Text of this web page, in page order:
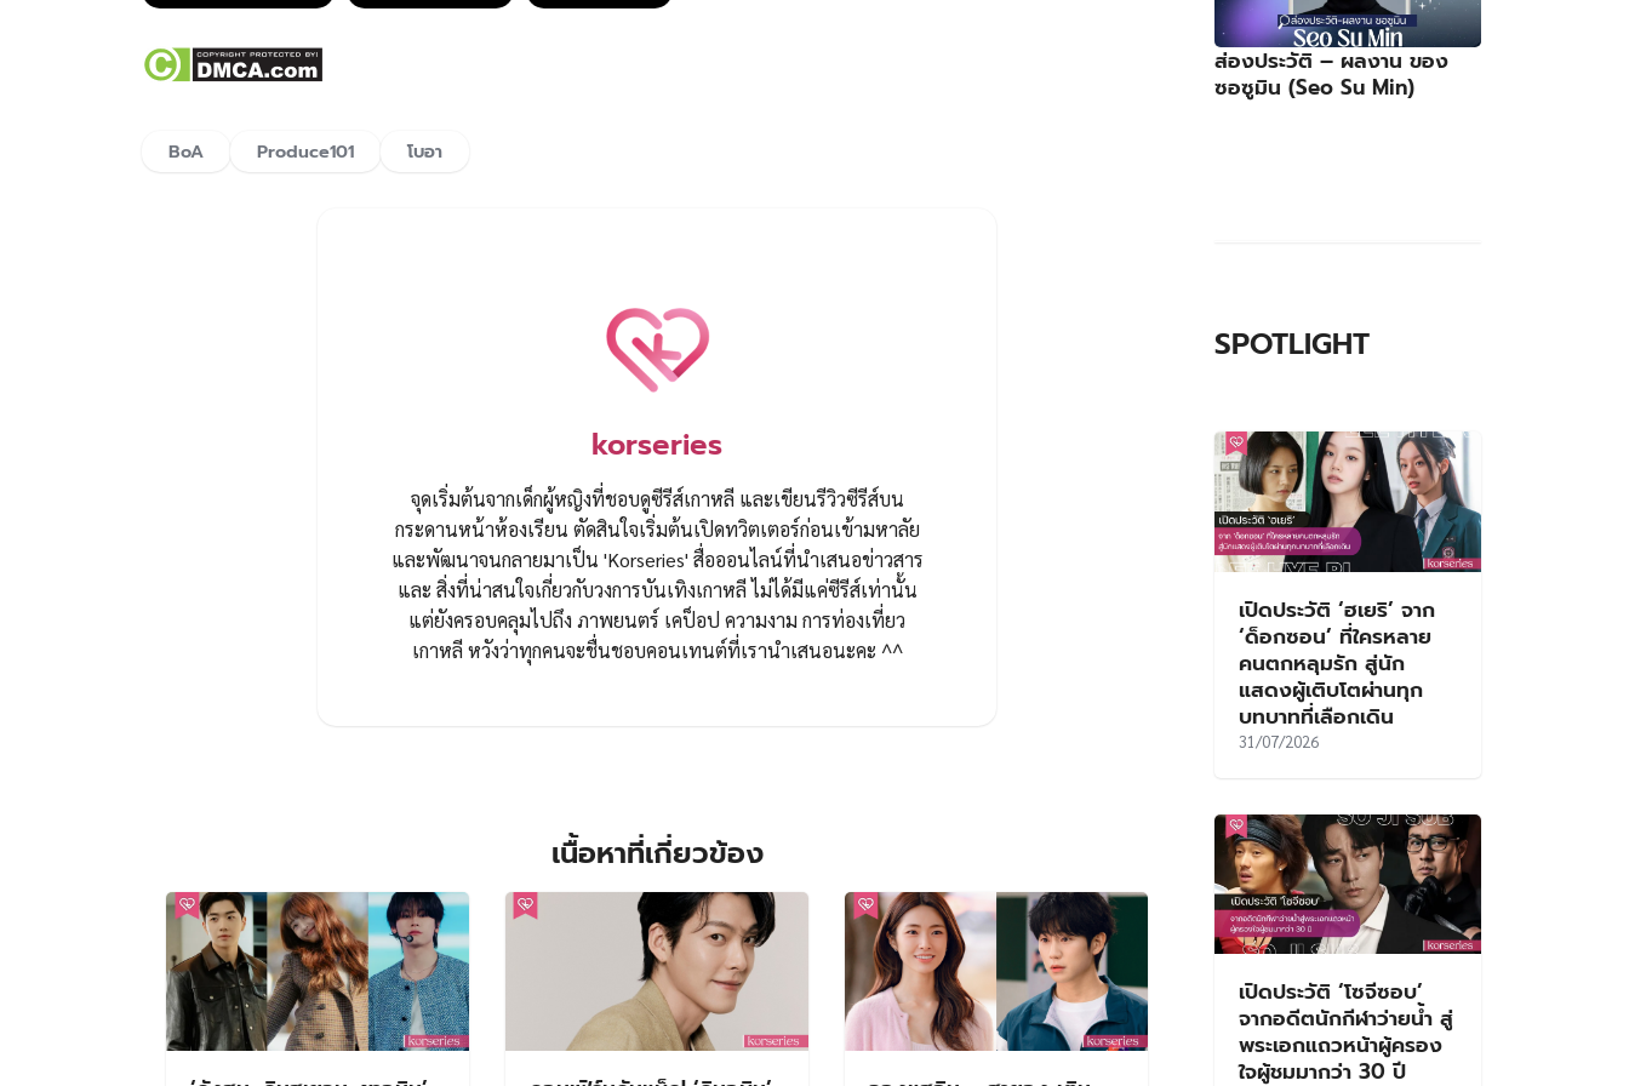
BoA Produce101 โบอา
korseries
จุดเริ่มต้นจากเด็กผู้หญิงที่ชอบดูซีรีส์เกาหลี และเขียนรีวิวซีรีส์บน
กระดานหน้าห้องเรียน ตัดสินใจเริ่มต้นเปิดทวิตเตอร์ก่อนเข้ามหาลัย
และพัฒนาจนกลายมาเป็น 'Korseries' สื่อออนไลน์ที่นำเสนอข่าวสาร
และ สิ่งที่น่าสนใจเกี่ยวกับวงการบันเทิงเกาหลี ไม่ได้มีแค่ซีรีส์เท่านั้น
แต่ยังครอบคลุมไปถึง ภาพยนตร์ เคป็อป ความงาม การท่องเที่ยว
เกาหลี หวังว่าทุกคนจะชื่นชอบคอนเทนต์ที่เรานำเสนอนะคะ ^^
เนื้อหาที่เกี่ยวข้อง
ส่องประวัติ – ผลงาน ของ
ซอซูมิน (Seo Su Min)
SPOTLIGHT
เปิดประวัติ ‘ฮเยริ’ จาก
‘ด็อกซอน’ ที่ใครหลาย
คนตกหลุมรัก สู่นัก
แสดงผู้เติบโตผ่านทุก
บทบาทที่เลือกเดิน
31/07/2026
เปิดประวัติ ‘โซจีซอบ’
จากอดีตนักกีฬาว่ายน้ำ สู่
พระเอกแถวหน้าผู้ครอง
ใจผู้ชมมากว่า 30 ปี